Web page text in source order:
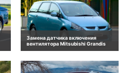
Замена датчика включения
вентилятора Mitsubishi Grandis